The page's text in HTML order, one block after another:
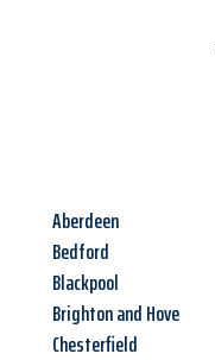
Aberdeen
Bedford
Blackpool
Brighton and Hove
Chesterfield